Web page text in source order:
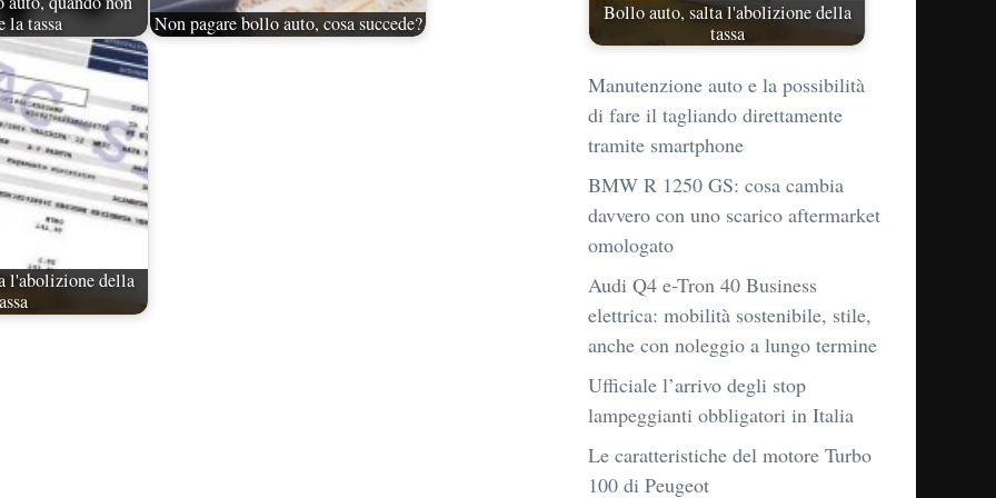
la tassa
Non pagare bollo auto, cosa succede?
l'abolizione della
Bollo auto, salta l'abolizione della
tassa
Manutenzione auto e la possibilità
di fare il tagliando direttamente
tramite smartphone
BMW R 1250 GS: cosa cambia
davvero con uno scarico aftermarket
omologato
Audi Q4 e-Tron 40 Business
elettrica: mobilità sostenibile, stile,
anche con noleggio a lungo termine
Ufficiale l’arrivo degli stop
lampeggianti obbligatori in Italia
Le caratteristiche del motore Turbo
100 di Peugeot